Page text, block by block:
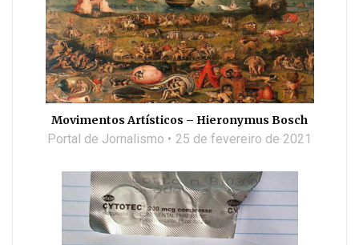
Movimentos Artísticos – Hieronymus Bosch
Portal de Jornalismo 25 de fevereiro de 2021